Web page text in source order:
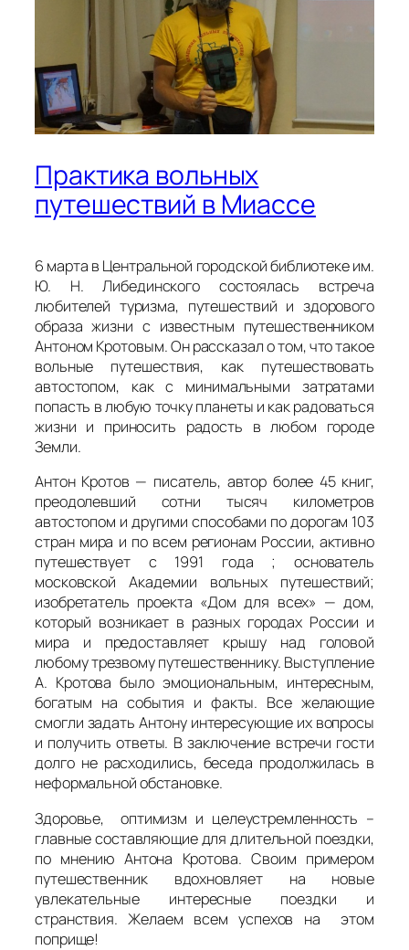
Практика вольных
путешествий в Миассе
6 марта в Центральной городской библиотеке им.
Ю. Н. Либединского состоялась встреча
любителей туризма, путешествий и здорового
образа жизни с известным путешественником
Антоном Кротовым. Он рассказал о том, что такое
вольные путешествия, как путешествовать
автостопом, как с минимальными затратами
попасть в любую точку планеты и как радоваться
жизни и приносить радость в любом городе
Земли.
Антон Кротов — писатель, автор более 45 книг,
преодолевший сотни тысяч километров
автостопом и другими способами по дорогам 103
стран мира и по всем регионам России, активно
путешествует с 1991 года ; основатель
московской Академии вольных путешествий;
изобретатель проекта «Дом для всех» — дом,
который возникает в разных городах России и
мира и предоставляет крышу над головой
любому трезвому путешественнику. Выступление
А. Кротова было эмоциональным, интересным,
богатым на события и факты. Все желающие
смогли задать Антону интересующие их вопросы
и получить ответы. В заключение встречи гости
долго не расходились, беседа продолжилась в
неформальной обстановке.
Здоровье, оптимизм и целеустремленность –
главные составляющие для длительной поездки,
по мнению Антона Кротова. Своим примером
путешественник вдохновляет на новые
увлекательные интересные поездки и
странствия. Желаем всем успехов на этом
поприще!